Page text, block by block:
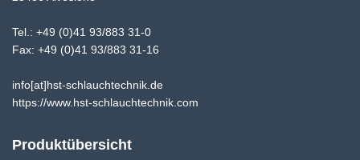
Tel.: +49 (0)41 93/883 31-0
Fax: +49 (0)41 93/883 31-16
info[at]hst-schlauchtechnik.de
https://www.hst-schlauchtechnik.com
Produktübersicht